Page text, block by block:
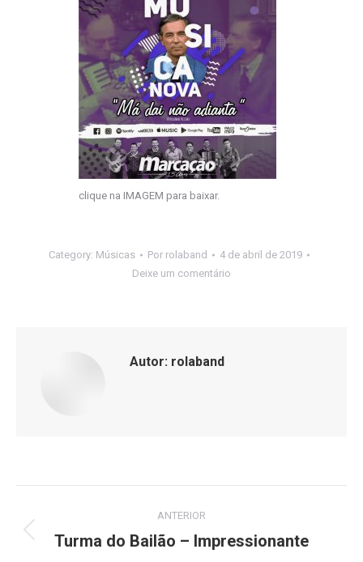
clique na IMAGEM para baixar.
Category: Músicas Por rolaband
4 de abril de 2019
Deixe um comentário
Autor: rolaband
de
ANTERIOR
Post
Turma do Bailão – Impressionante